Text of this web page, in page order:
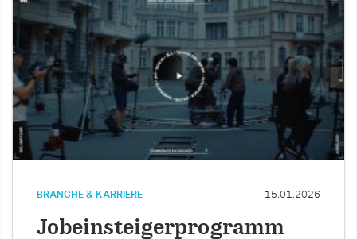
BRANCHE & KARRIERE 15.01.2026
Jobeinsteigerprogramm